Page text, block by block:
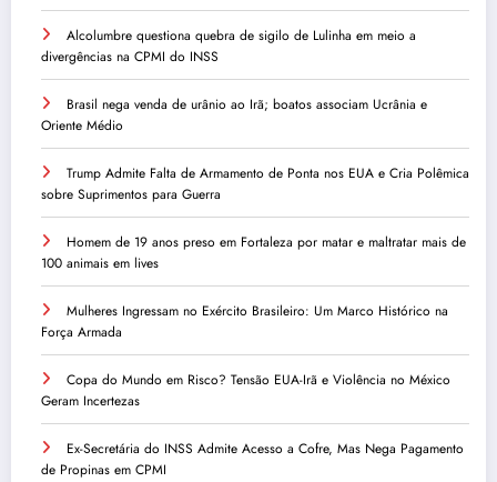
Alcolumbre questiona quebra de sigilo de Lulinha em meio a
divergências na CPMI do INSS
Brasil nega venda de urânio ao Irã; boatos associam Ucrânia e
Oriente Médio
Trump Admite Falta de Armamento de Ponta nos EUA e Cria Polêmica
sobre Suprimentos para Guerra
Homem de 19 anos preso em Fortaleza por matar e maltratar mais de
100 animais em lives
Mulheres Ingressam no Exército Brasileiro: Um Marco Histórico na
Força Armada
Copa do Mundo em Risco? Tensão EUA-Irã e Violência no México
Geram Incertezas
Ex-Secretária do INSS Admite Acesso a Cofre, Mas Nega Pagamento
de Propinas em CPMI